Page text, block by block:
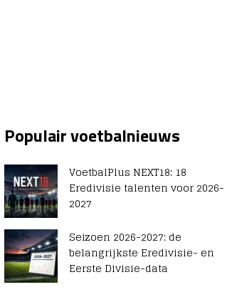
Populair voetbalnieuws
VoetbalPlus NEXT18: 18
Eredivisie talenten voor 2026-
2027
Seizoen 2026-2027: de
belangrijkste Eredivisie- en
Eerste Divisie-data